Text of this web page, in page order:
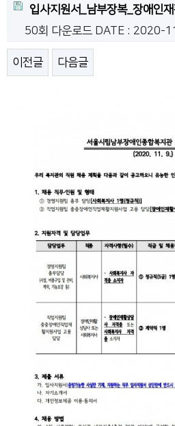
입사지원서_남부장복_장애인
50회 다운로드 DATE : 2020-
이전글 다음글